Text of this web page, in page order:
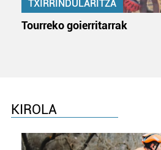
TXIRRINDULARITZA
Tourreko goierritarrak
KIROLA